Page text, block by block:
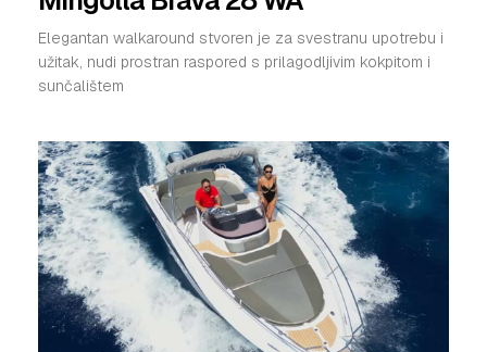
Elegantan walkaround stvoren je za svestranu upotrebu i
užitak, nudi prostran raspored s prilagodljivim kokpitom i
sunčalištem